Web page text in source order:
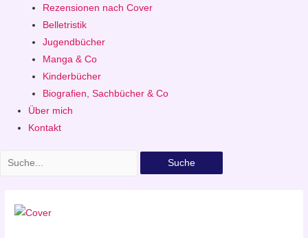
Rezensionen nach Cover
Belletristik
Jugendbücher
Manga & Co
Kinderbücher
Biografien, Sachbücher & Co
Über mich
Kontakt
Suche